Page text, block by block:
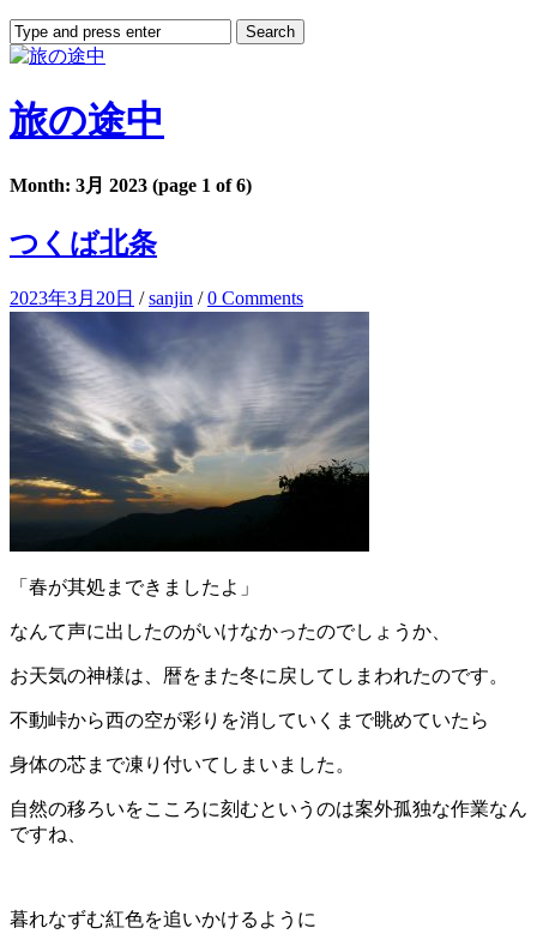
旅の途中
Month: 3月 2023 (page 1 of 6)
つくば北条
2023年3月20日 /sanjin /0 Comments
「春が其処まできましたよ」
なんて声に出したのがいけなかったのでしょうか、
お天気の神様は、暦をまた冬に戻してしまわれたのです。
不動峠から西の空が彩りを消していくまで眺めていたら
身体の芯まで凍り付いてしまいました。
自然の移ろいをこころに刻むというのは案外孤独な作業なん
ですね、
暮れなずむ紅色を追いかけるように